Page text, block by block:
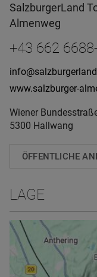
SalzburgerLand
Almenweg
+43 662
www.salzburger-
Wiener
5300 Hallwang
ÖFFENTLICHE
LAGE